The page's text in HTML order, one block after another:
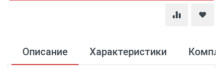
Описание Характеристики